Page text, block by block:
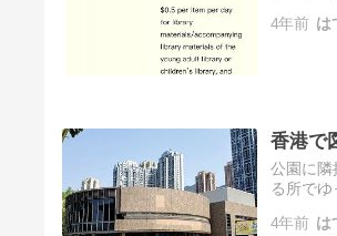
4年前 は
香港で
公園に隣
る所で
4年前 は